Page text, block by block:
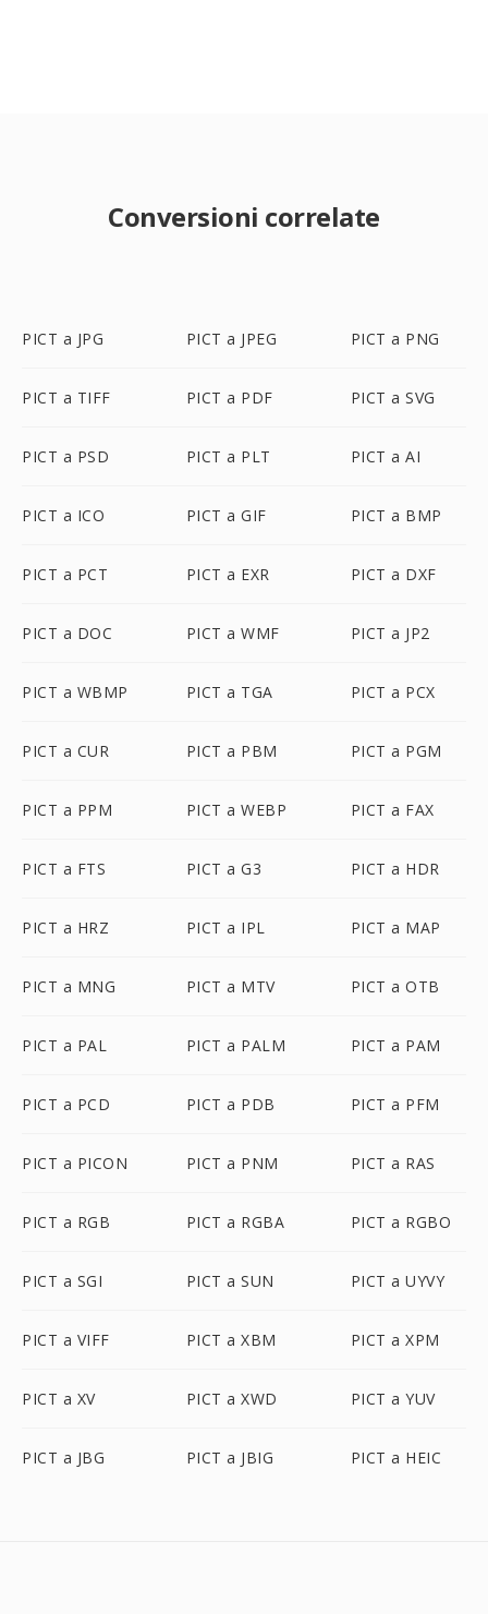
Conversioni correlate
PICT a JPG PICT a JPEG PICT a PNG
PICT a TIFF PICT a PDF PICT a SVG
PICT a PSD PICT a PLT PICT a AI
PICT a ICO PICT a GIF PICT a BMP
PICT a PCT PICT a EXR PICT a DXF
PICT a DOC PICT a WMF PICT a JP2
PICT a WBMP PICT a TGA PICT a PCX
PICT a CUR PICT a PBM PICT a PGM
PICT a PPM PICT a WEBP PICT a FAX
PICT a FTS PICT a G3 PICT a HDR
PICT a HRZ PICT a IPL PICT a MAP
PICT a MNG PICT a MTV PICT a OTB
PICT a PAL PICT a PALM PICT a PAM
PICT a PCD PICT a PDB PICT a PFM
PICT a PICON PICT a PNM PICT a RAS
PICT a RGB PICT a RGBA PICT a RGBO
PICT a SGI PICT a SUN PICT a UYVY
PICT a VIFF PICT a XBM PICT a XPM
PICT a XV PICT a XWD PICT a YUV
PICT a JBG PICT a JBIG PICT a HEIC